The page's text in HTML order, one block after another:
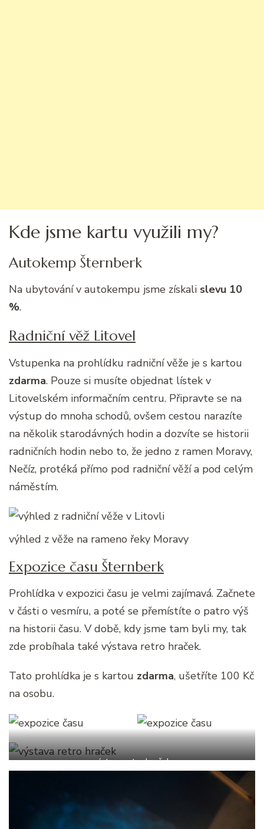
Kde jsme kartu využili my?
Autokemp Šternberk
Na ubytování v autokempu jsme získali slevu 10
%.
Radniční věž Litovel
Vstupenka na prohlídku radniční věže je s kartou
zdarma. Pouze si musíte objednat lístek v
Litovelském informačním centru. Připravte se na
výstup do mnoha schodů, ovšem cestou narazíte
na několik starodávných hodin a dozvíte se historii
radničních hodin nebo to, že jedno z ramen Moravy,
Nečíz, protéká přímo pod radniční věží a pod celým
náměstím.
výhled z věže na rameno řeky Moravy
Expozice času Šternberk
Prohlídka v expozici času je velmi zajímavá. Začnete
v části o vesmíru, a poté se přemístíte o patro výš
na historii času. V době, kdy jsme tam byli my, tak
zde probíhala také výstava retro hraček.
Tato prohlídka je s kartou zdarma, ušetříte 100 Kč
na osobu.
výstava retro hraček